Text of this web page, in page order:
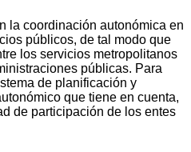
la coordinación autonómica en
públicos, de tal modo que
los servicios metropolitanos
públicas. Para
de planificación y
que tiene en cuenta,
de participación de los entes